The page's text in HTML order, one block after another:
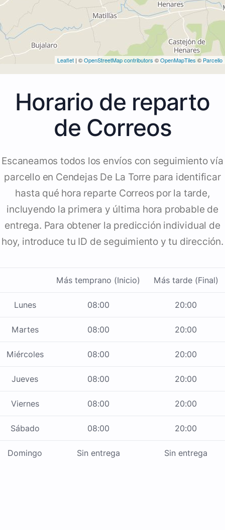
Leaflet | ©OpenStreetMap contributors ©OpenMapTiles © Parcello
Horario de reparto
de Correos
Escaneamos todos los envíos con seguimiento vía
parcello en Cendejas De La Torre para identificar
hasta qué hora reparte Correos por la tarde,
incluyendo la primera y última hora probable de
entrega. Para obtener la predicción individual de
hoy, introduce tu ID de seguimiento y tu dirección.
Más temprano (Inicio) Más tarde (Final)
Lunes 08:00 20:00
Martes 08:00 20:00
Miércoles 08:00 20:00
Jueves 08:00 20:00
Viernes 08:00 20:00
Sábado 08:00 20:00
Domingo Sin entrega Sin entrega